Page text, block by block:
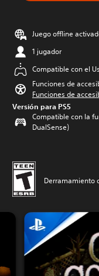
Juego offline
1 jugador
Compatible con el
Funciones de
Funciones de
Versión para PS5
Compatible con la
DualSense)
Derramamiento